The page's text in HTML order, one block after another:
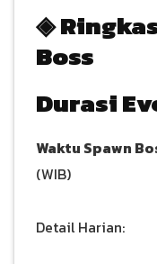
◈
Boss
Durasi
Waktu Spawn
(WIB)
Detail Harian: